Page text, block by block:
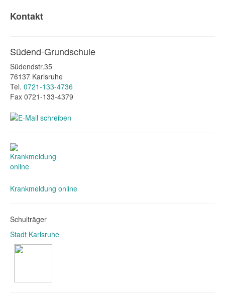
Kontakt
Südend-Grundschule
Südendstr.35
76137 Karlsruhe
Tel. 0721-133-4736
Fax 0721-133-4379
Krankmeldung online
Schulträger
Stadt Karlsruhe